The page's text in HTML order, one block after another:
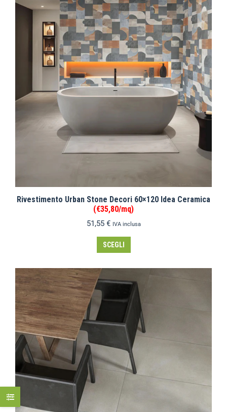
Rivestimento Urban Stone Decori 60×120 Idea Ceramica
(€35,80/mq)
51,55 € IVA inclusa
SCEGLI